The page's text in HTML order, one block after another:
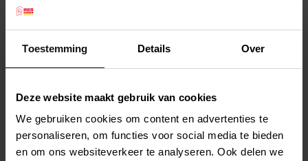
Toestemming Details Over
Deze website maakt gebruik van cookies
We gebruiken cookies om content en advertenties te
personaliseren, om functies voor social media te bieden
en om ons websiteverkeer te analyseren. Ook delen we
speelgoed voor uw kat. Dit kussentje is gemaakt
van schapenvacht met een staart van
imitatiebont. Dit speeltje is gevuld met catnip.
Catnip heeft op de meeste katten een euforische
beleven. Daarnaast kan het ook helpen gestreste
katten te ontspannen. Dit speeltje is hervulbaar
met catnip.
Stel uw bestelherinnering in:(2 weken)